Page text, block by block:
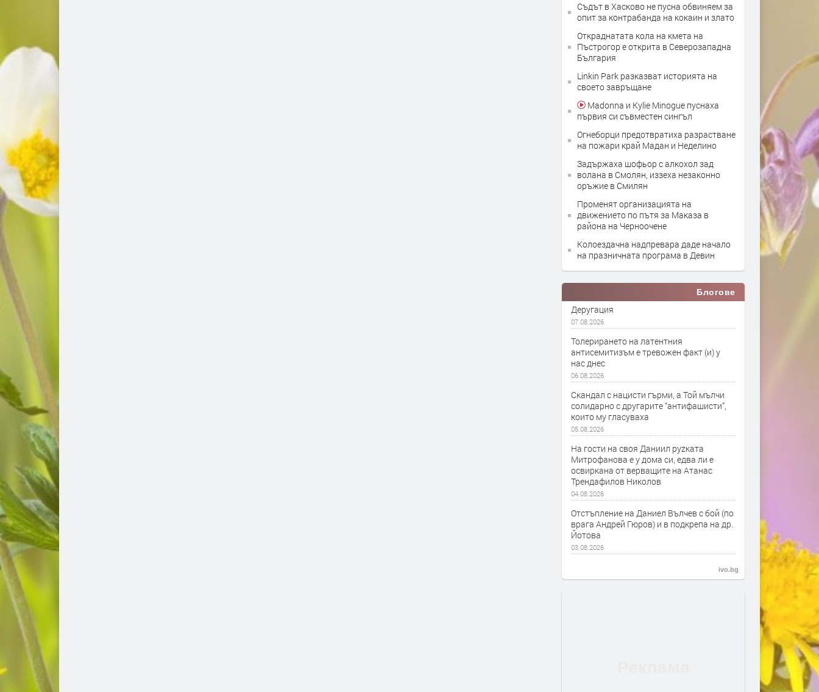
Съдът в Хасково не пусна обвиняем за
опит за контрабанда на кокаин и злато
Откраднатата кола на кмета на
Пъстрогор е открита в Северозападна
България
Linkin Park разказват историята на
своето завръщане
Madonna и Kylie Minogue пуснаха
първия си съвместен сингъл
Огнеборци предотвратиха разрастване
на пожари край Мадан и Неделино
Задържаха шофьор с алкохол зад
волана в Смолян, иззеха незаконно
оръжие в Смилян
Променят организацията на
движението по пътя за Маказа в
района на Черноочене
Колоездачна надпревара даде начало
на празничната програма в Девин
Блогове
Деругация
07.08.2026
Толерирането на латентния
антисемитизъм е тревожен факт (и) у
нас днес
06.08.2026
Скандал с нацисти гърми, а Той мълчи
солидарно с другарите “антифашисти”,
които му гласуваха
05.08.2026
На гости на своя Даниил руzката
Митрофанова е у дома си, едва ли е
освиркана от верващите на Атанас
Трендафилов Николов
04.08.2026
Отстъпление на Даниел Вълчев с бой (по
врага Андрей Гюров) и в подкрепа на др.
Йотова
03.08.2026
ivo.bg